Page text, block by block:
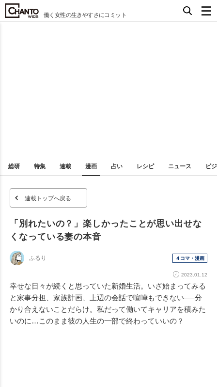
働く女性の生きやすさにコミット
総研 特集 連載 漫画 占い レシピ ニュース ビ
連載トップへ戻る
「別れたいの？」楽しかったことが思い出せな
くなっている妻の本音
ふるり ４コマ・漫画
2023.01.12
幸せな日々が続くと思っていた新婚生活。いざ始まってみる
と家事分担、家族計画、上辺の会話で喧嘩もできない──分
かり合えないことだらけ。私だって働いてキャリアを積みた
いのに…このまま彼の人生の一部で終わっていいの？